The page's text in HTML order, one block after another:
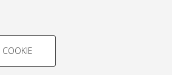
TECNICI - NECESSARI
COOKIE